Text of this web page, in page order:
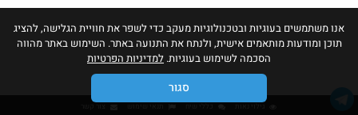
אנו משתמשים בעוגיות ובטכנולוגיות מעקב כדי לשפר את חוויית הגלישה, להציג
תוכן ומודעות מותאמים אישית, ולנתח את התנועה באתר. השימוש באתר מהווה
הסכמה לשימוש בעוגיות. למדיניות הפרטיות
סגור